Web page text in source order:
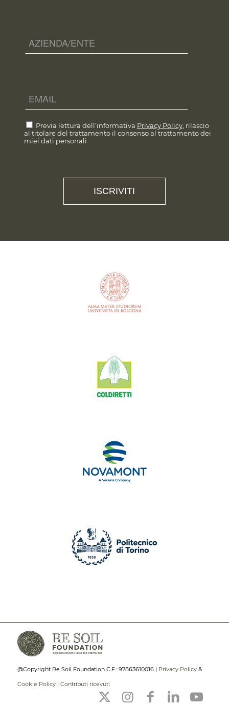
Previa lettura dell’informativa Privacy Policy, rilascio
al titolare del trattamento il consenso al trattamento dei
miei dati personali
@Copyright Re Soil Foundation C.F.: 97863610016 | Privacy Policy&
Cookie Policy| Contributi ricevuti